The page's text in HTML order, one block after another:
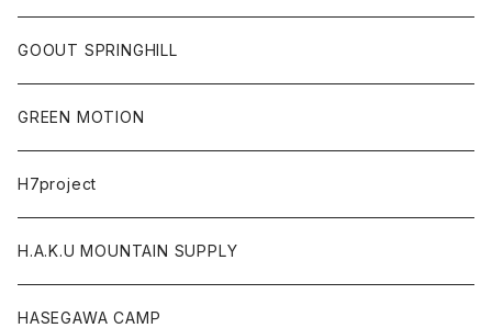
GOOUT SPRINGHILL
GREEN MOTION
H7project
H.A.K.U MOUNTAIN SUPPLY
HASEGAWA CAMP